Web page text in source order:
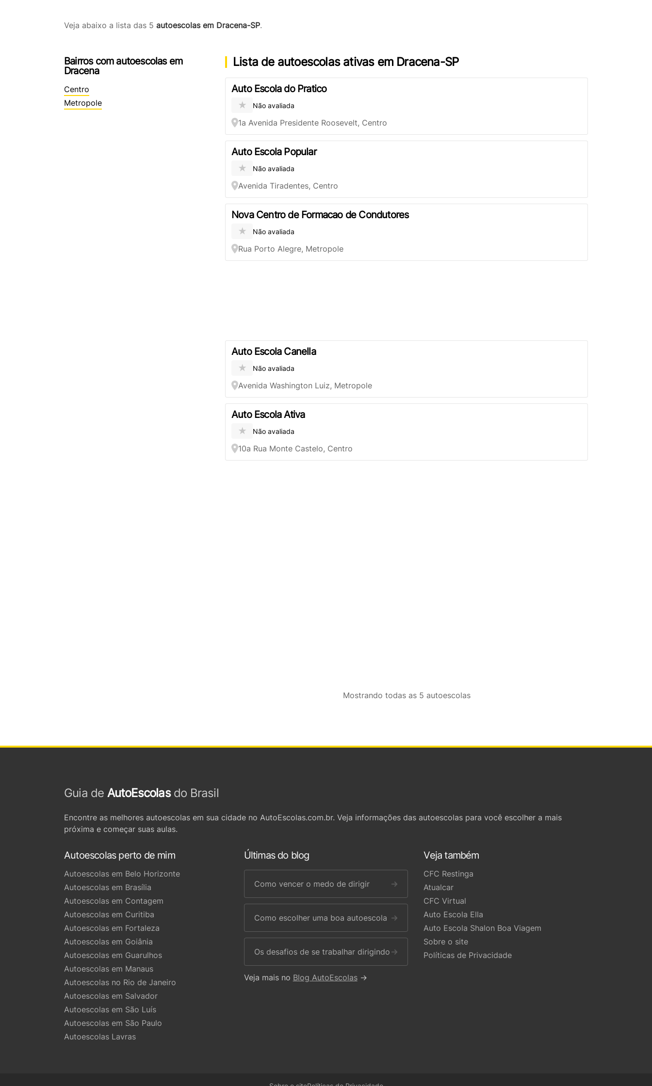
Veja abaixo a lista das 5 autoescolas em Dracena-SP.
Bairros com autoescolas em
Dracena
Centro
Metropole
Lista de autoescolas ativas em Dracena-SP
Auto Escola do Pratico
★ Não avaliada
1a Avenida Presidente Roosevelt, Centro
Auto Escola Popular
★ Não avaliada
Avenida Tiradentes, Centro
Nova Centro de Formacao de Condutores
★ Não avaliada
Rua Porto Alegre, Metropole
Auto Escola Canella
★ Não avaliada
Avenida Washington Luiz, Metropole
Auto Escola Ativa
★ Não avaliada
10a Rua Monte Castelo, Centro
Mostrando todas as 5 autoescolas
Guia de AutoEscolasdo Brasil
Encontre as melhores autoescolas em sua cidade no AutoEscolas.com.br. Veja informações das autoescolas para você escolher a mais
próxima e começar suas aulas.
Autoescolas perto de mim
Autoescolas em Belo Horizonte
Autoescolas em Brasília
Autoescolas em Contagem
Autoescolas em Curitiba
Autoescolas em Fortaleza
Autoescolas em Goiânia
Autoescolas em Guarulhos
Autoescolas em Manaus
Autoescolas no Rio de Janeiro
Autoescolas em Salvador
Autoescolas em São Luís
Autoescolas em São Paulo
Autoescolas Lavras
Últimas do blog
Como vencer o medo de dirigir →
Como escolher uma boa autoescola →
Os desafios de se trabalhar dirigindo →
Veja mais no Blog AutoEscolas→
Veja também
CFC Restinga
Atualcar
CFC Virtual
Auto Escola Ella
Auto Escola Shalon Boa Viagem
Sobre o site
Políticas de Privacidade